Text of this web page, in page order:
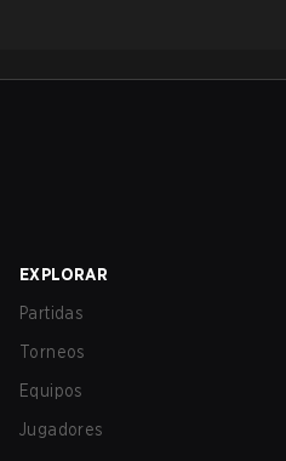
EXPLORAR
Partidas
Torneos
Equipos
Jugadores